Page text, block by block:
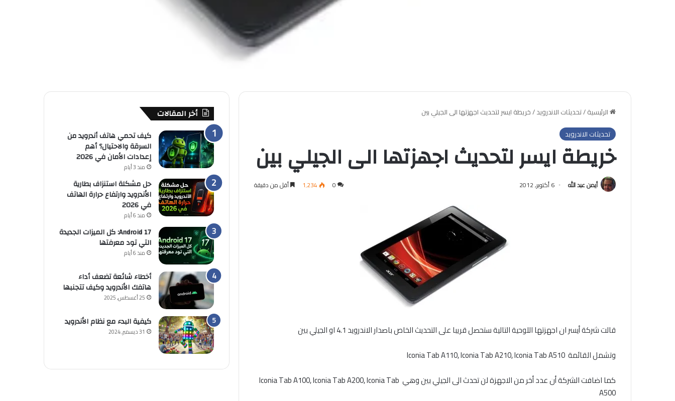
الرئيسية/تحديثات الاندرويد/خريطة ايسر لتحديث اجهزتها الى الجيلي بين
تحديثات الاندرويد
خريطة ايسر لتحديث اجهزتها الى الجيلي بين
أيمن عبد الله 6 أكتوبر, 2012 0 1٬234 أقل من دقيقة
قالت شركة أيسر ان اجهزتها اللوحية التالية ستحصل قريبا على التحديث الخاص باصدار الاندرويد 4.1 او الجيلي بين
وتشمل القائمة Iconia Tab A110, Iconia Tab A210, Iconia Tab A510
كما اضافت الشركة أن عدد أخر من الاجهزة لن تحدث الى الجيلي بين وهي Iconia Tab A100, Iconia Tab A200, Iconia Tab
A500
أخر المقالات
كيف تحمي هاتف أندرويد من
السرقة والاحتيال؟ أهم
إعدادات الأمان في 2026
منذ 3 أيام
حل مشكلة استنزاف بطارية
الأندرويد وارتفاع حرارة الهاتف
في 2026
منذ 6 أيام
Android 17: كل الميزات الجديدة
التي تود معرفتها
منذ 6 أيام
أخطاء شائعة تضعف أداء
هاتفك الأندرويد وكيف تتجنبها
25 أغسطس, 2025
كيفية البدء مع نظام الأندرويد
31 ديسمبر, 2024